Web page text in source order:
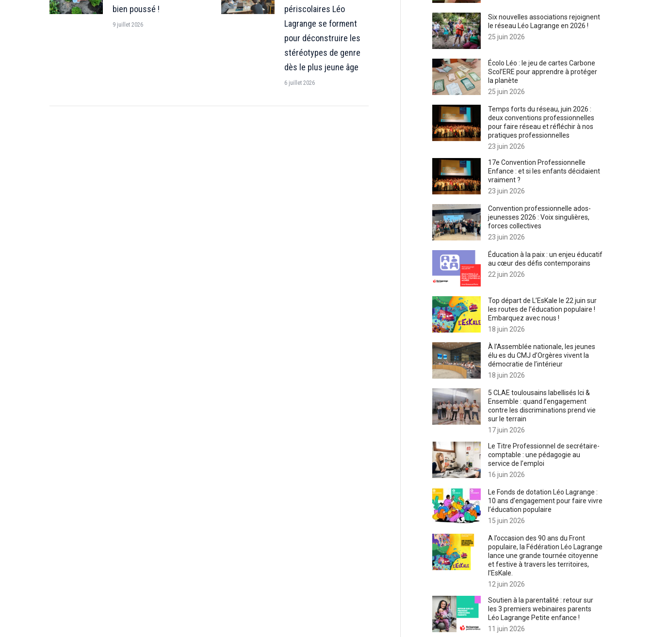
bien poussé !
9 juillet 2026
périscolaires Léo
Lagrange se forment
pour déconstruire les
stéréotypes de genre
dès le plus jeune âge
6 juillet 2026
Six nouvelles associations rejoignent
le réseau Léo Lagrange en 2026 !
25 juin 2026
Écolo Léo : le jeu de cartes Carbone
Scol’ERE pour apprendre à protéger
la planète
25 juin 2026
Temps forts du réseau, juin 2026 :
deux conventions professionnelles
pour faire réseau et réfléchir à nos
pratiques professionnelles
23 juin 2026
17e Convention Professionnelle
Enfance : et si les enfants décidaient
vraiment ?
23 juin 2026
Convention professionnelle ados-
jeunesses 2026 : Voix singulières,
forces collectives
23 juin 2026
Éducation à la paix : un enjeu éducatif
au cœur des défis contemporains
22 juin 2026
Top départ de L’EsKale le 22 juin sur
les routes de l’éducation populaire !
Embarquez avec nous !
18 juin 2026
À l’Assemblée nationale, les jeunes
élu·es du CMJ d’Orgères vivent la
démocratie de l’intérieur
18 juin 2026
5 CLAE toulousains labellisés Ici &
Ensemble : quand l’engagement
contre les discriminations prend vie
sur le terrain
17 juin 2026
Le Titre Professionnel de secrétaire-
comptable : une pédagogie au
service de l’emploi
16 juin 2026
Le Fonds de dotation Léo Lagrange :
10 ans d’engagement pour faire vivre
l’éducation populaire
15 juin 2026
A l’occasion des 90 ans du Front
populaire, la Fédération Léo Lagrange
lance une grande tournée citoyenne
et festive à travers les territoires,
l’EsKale.
12 juin 2026
Soutien à la parentalité : retour sur
les 3 premiers webinaires parents
Léo Lagrange Petite enfance !
11 juin 2026